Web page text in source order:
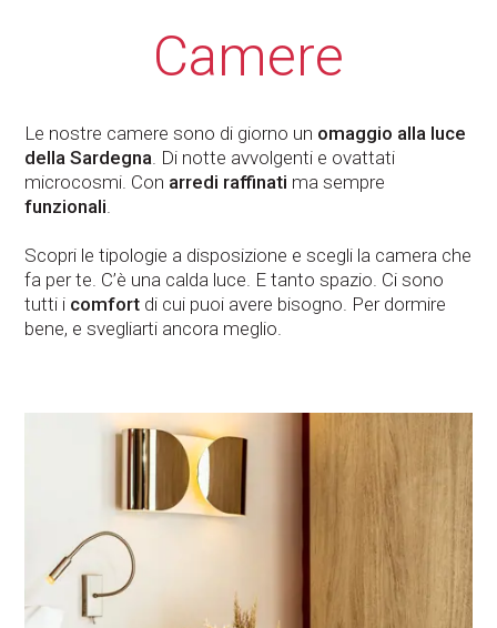
Camere
Le nostre camere sono di giorno un omaggio alla luce
della Sardegna. Di notte avvolgenti e ovattati
microcosmi. Con arredi raffinati ma sempre
funzionali.
Scopri le tipologie a disposizione e scegli la camera che
fa per te. C’è una calda luce. E tanto spazio. Ci sono
tutti i comfortdi cui puoi avere bisogno. Per dormire
bene, e svegliarti ancora meglio.